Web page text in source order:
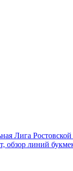
Лига
обзор линий